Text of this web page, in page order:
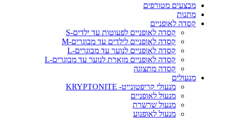
מבצעים מטורפים
מתנות
קסדה לאופניים
קסדה לאופניים לפעוטות עד ילדים-S
קסדה לאופניים לילדים עד מבוגרים-M
קסדה לאופניים לנוער עד מבוגרים-L
קסדה לאופניים מוארת לנוער עד מבוגרים-L
קסדה מתצוגה
מנעולים
מנעולי קריפטונייט- KRYPTONITE
מנעול לאופניים
מנעול שרשרת
מנעול לאופנוע